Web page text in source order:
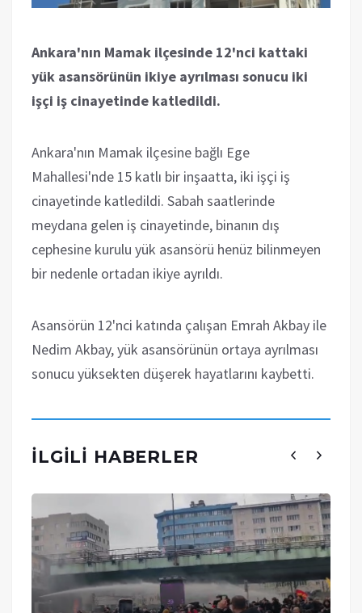
Ankara'nın Mamak ilçesinde 12'nci kattaki
yük asansörünün ikiye ayrılması sonucu iki
işçi iş cinayetinde katledildi.
Ankara'nın Mamak ilçesine bağlı Ege
Mahallesi'nde 15 katlı bir inşaatta, iki işçi iş
cinayetinde katledildi. Sabah saatlerinde
meydana gelen iş cinayetinde, binanın dış
cephesine kurulu yük asansörü henüz bilinmeyen
bir nedenle ortadan ikiye ayrıldı.
Asansörün 12'nci katında çalışan Emrah Akbay ile
Nedim Akbay, yük asansörünün ortaya ayrılması
sonucu yüksekten düşerek hayatlarını kaybetti.
İLGILI HABERLER